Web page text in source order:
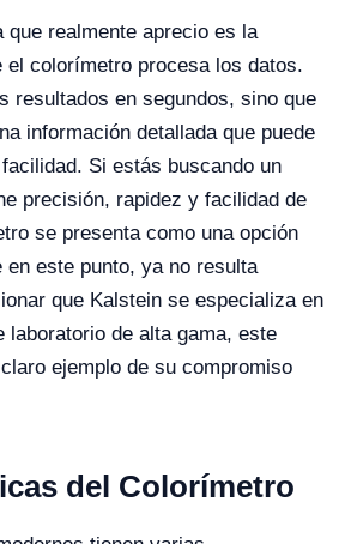
realmente aprecio es la
el colorímetro procesa los datos.
resultados en segundos, sino que
información detallada que puede
Si estás buscando un
precisión, rapidez y facilidad de
se presenta como una opción
en este punto, ya no resulta
que Kalstein se especializa en
laboratorio de alta gama, este
ejemplo de su compromiso
del Colorímetro